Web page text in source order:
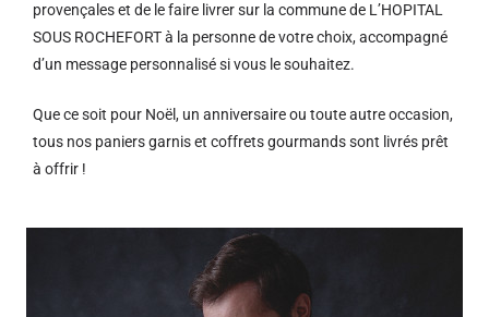
provençales et de le faire livrer sur la commune de L’HOPITAL
SOUS ROCHEFORT à la personne de votre choix, accompagné
d’un message personnalisé si vous le souhaitez.
Que ce soit pour Noël, un anniversaire ou toute autre occasion,
tous nos paniers garnis et coffrets gourmands sont livrés prêt
à offrir !